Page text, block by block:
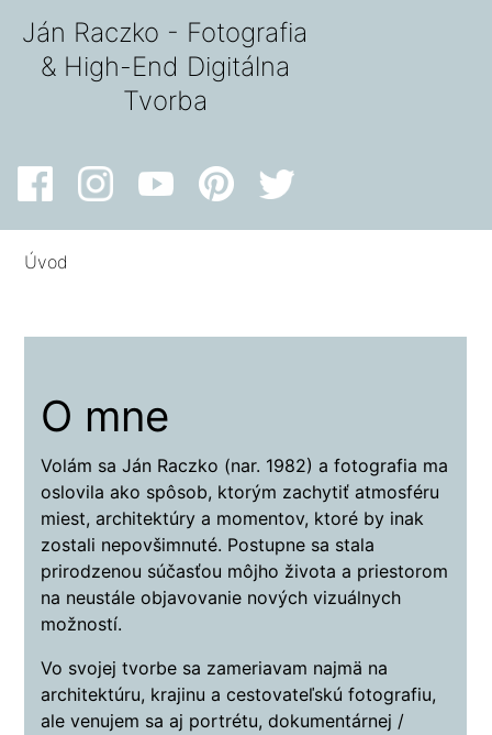
Ján Raczko - Fotografia
& High-End Digitálna
Tvorba
Úvod
O mne
Volám sa Ján Raczko (nar. 1982) a fotografia ma
oslovila ako spôsob, ktorým zachytiť atmosféru
miest, architektúry a momentov, ktoré by inak
zostali nepovšimnuté. Postupne sa stala
prirodzenou súčasťou môjho života a priestorom
na neustále objavovanie nových vizuálnych
možností.
Vo svojej tvorbe sa zameriavam najmä na
architektúru, krajinu a cestovateľskú fotografiu,
ale venujem sa aj portrétu, dokumentárnej /